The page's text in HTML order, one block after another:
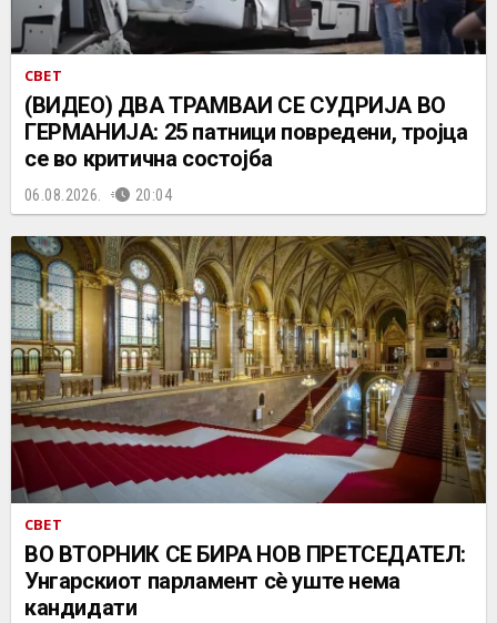
СВЕТ
(ВИДЕО) ДВА ТРАМВАИ СЕ СУДРИЈА ВО
ГЕРМАНИЈА: 25 патници повредени, тројца
се во критична состојба
06.08.2026. 20:04
СВЕТ
ВО ВТОРНИК СЕ БИРА НОВ ПРЕТСЕДАТЕЛ:
Унгарскиот парламент сè уште нема
кандидати